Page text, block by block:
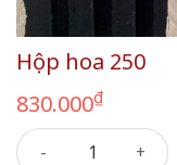
Hộp hoa 250
830.000₫
Hộp hoa 250 số lượng